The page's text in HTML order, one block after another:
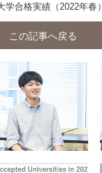
合格実績（2022年春）
この記事へ戻る